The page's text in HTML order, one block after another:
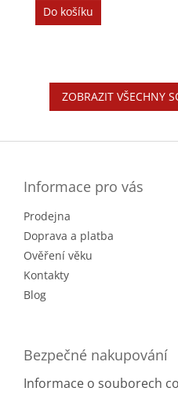
Do košíku
ZOBRAZIT VŠECHNY
Informace pro vás
Prodejna
Doprava a platba
Ověření věku
Kontakty
Blog
Bezpečné nakupování
Informace o souborech